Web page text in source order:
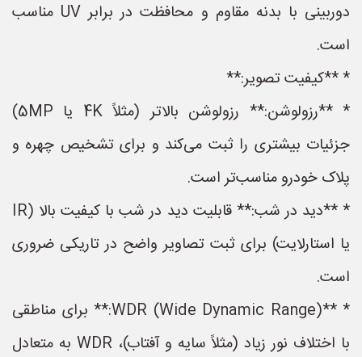
دوربینی با بدنه مقاوم و محافظت در برابر UV مناسب
است.
* **کیفیت تصویر:**
* **رزولوشن:** رزولوشن بالاتر (مثلاً 4K یا 5MP)
جزئیات بیشتری را ثبت می‌کند و برای تشخیص چهره و
پلاک خودرو مناسب‌تر است.
* **دید در شب:** قابلیت دید در شب با کیفیت بالا (IR
یا استارلایت) برای ثبت تصاویر واضح در تاریکی ضروری
است.
* **WDR (Wide Dynamic Range):** برای مناطقی
با اختلاف نور زیاد (مثلاً سایه و آفتاب)، WDR به متعادل